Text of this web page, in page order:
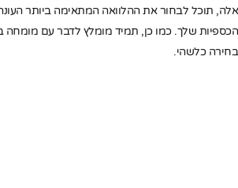
אלה, תוכל לבחור את ההלוואה המתאימה ביותר
הכספיות שלך. כמו כן, תמיד מומלץ לדבר עם מומחה
בחירה כלשהי.